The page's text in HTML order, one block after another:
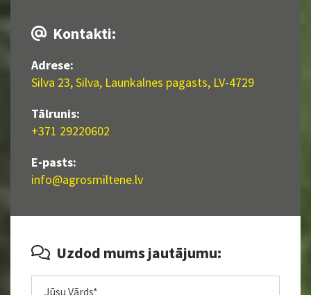
 Kontakti:
Adrese:
Silva 23, Silva, Launkalnes pagasts, LV-4729
Tālrunis:
+371 29220602
E-pasts:
info@agrosmiltene.lv
 Uzdod mums jautājumu: